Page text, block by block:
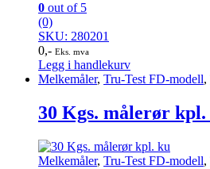
0 out of 5
(0)
SKU: 280201
0,- Eks. mva
Legg i handlekurv
Melkemåler, Tru-Test FD-modell,
30 Kgs. målerør
Melkemåler, Tru-Test FD-modell,